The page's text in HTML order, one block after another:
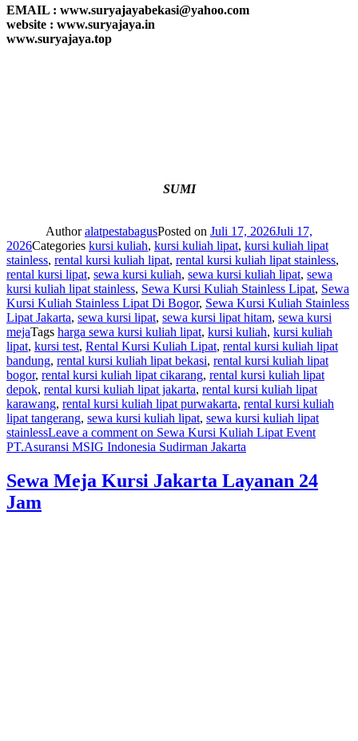
EMAIL : www.suryajayabekasi@yahoo.com
website : www.suryajaya.in
www.suryajaya.top
SUMI
AuthoralatpestabagusPosted on Juli 17, 2026Juli 17,
2026Categories kursi kuliah, kursi kuliah lipat, kursi kuliah lipat
stainless, rental kursi kuliah lipat, rental kursi kuliah lipat stainless,
rental kursi lipat, sewa kursi kuliah, sewa kursi kuliah lipat, sewa
kursi kuliah lipat stainless, Sewa Kursi Kuliah Stainless Lipat, Sewa
Kursi Kuliah Stainless Lipat Di Bogor, Sewa Kursi Kuliah Stainless
Lipat Jakarta, sewa kursi lipat, sewa kursi lipat hitam, sewa kursi
mejaTags harga sewa kursi kuliah lipat, kursi kuliah, kursi kuliah
lipat, kursi test, Rental Kursi Kuliah Lipat, rental kursi kuliah lipat
bandung, rental kursi kuliah lipat bekasi, rental kursi kuliah lipat
bogor, rental kursi kuliah lipat cikarang, rental kursi kuliah lipat
depok, rental kursi kuliah lipat jakarta, rental kursi kuliah lipat
karawang, rental kursi kuliah lipat purwakarta, rental kursi kuliah
lipat tangerang, sewa kursi kuliah lipat, sewa kursi kuliah lipat
stainlessLeave a commenton Sewa Kursi Kuliah Lipat Event
PT.Asuransi MSIG Indonesia Sudirman Jakarta
Sewa Meja Kursi Jakarta Layanan 24
Jam